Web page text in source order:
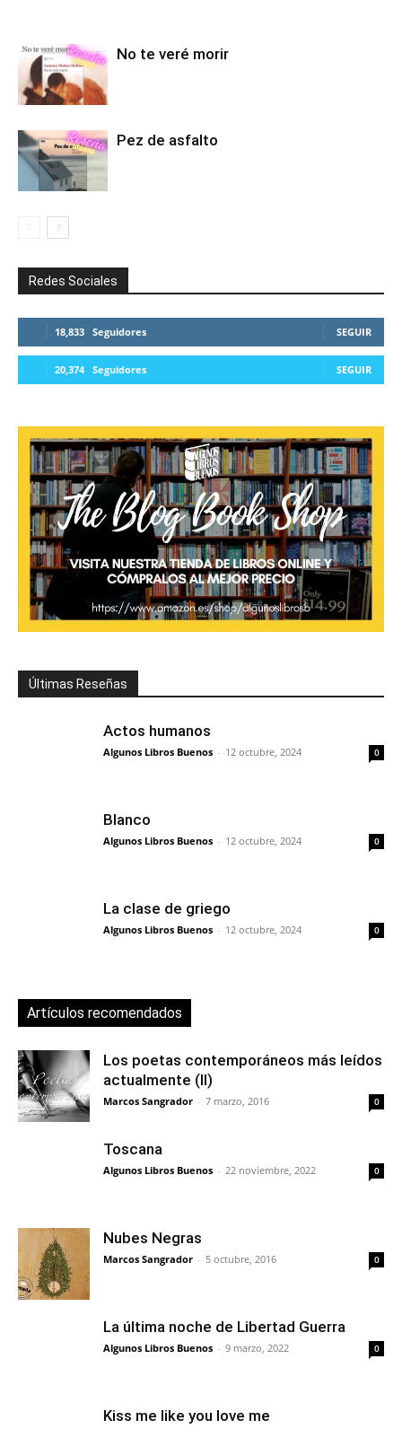
No te veré morir
Pez de asfalto
Redes Sociales
18,833 Seguidores SEGUIR
20,374 Seguidores SEGUIR
Últimas Reseñas
Actos humanos
Algunos Libros Buenos - 12 octubre, 2024 0
Blanco
Algunos Libros Buenos - 12 octubre, 2024 0
La clase de griego
Algunos Libros Buenos - 12 octubre, 2024 0
Artículos recomendados
Los poetas contemporáneos más leídos
actualmente (II)
Marcos Sangrador - 7 marzo, 2016 0
Toscana
Algunos Libros Buenos - 22 noviembre, 2022 0
Nubes Negras
Marcos Sangrador - 5 octubre, 2016 0
La última noche de Libertad Guerra
Algunos Libros Buenos - 9 marzo, 2022 0
Kiss me like you love me